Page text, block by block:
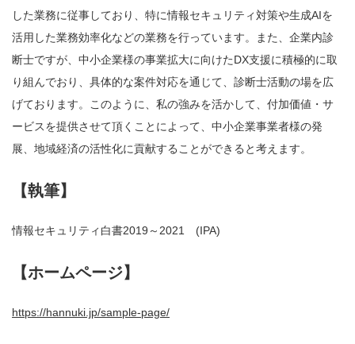
した業務に従事しており、特に情報セキュリティ対策や生成AIを
活用した業務効率化などの業務を行っています。また、企業内診
断士ですが、中小企業様の事業拡大に向けたDX支援に積極的に取
り組んでおり、具体的な案件対応を通じて、診断士活動の場を広
げております。このように、私の強みを活かして、付加価値・サ
ービスを提供させて頂くことによって、中小企業事業者様の発
展、地域経済の活性化に貢献することができると考えます。
【執筆】
情報セキュリティ白書2019～2021 (IPA)
【ホームページ】
https://hannuki.jp/sample-page/